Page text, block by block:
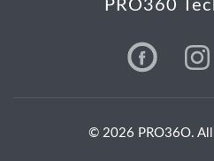
PRO360
© 2026 PRO36O.